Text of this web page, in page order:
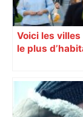
Voici les
le plus